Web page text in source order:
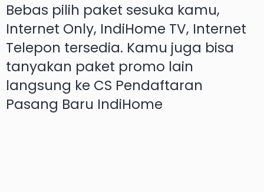
Bebas pilih paket sesuka kamu,
Internet Only, IndiHome TV, Internet
Telepon tersedia. Kamu juga bisa
tanyakan paket promo lain
langsung ke CS Pendaftaran
Pasang Baru IndiHome